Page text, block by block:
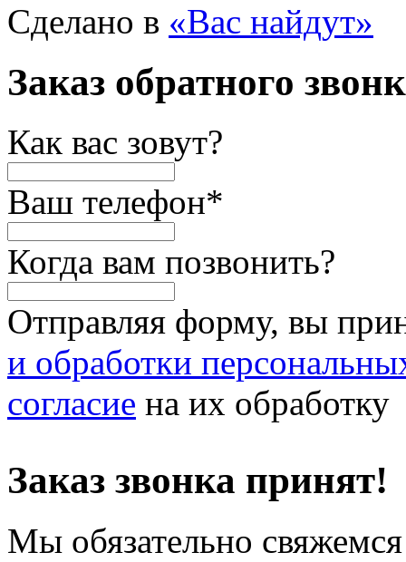
Сделано в «Вас найдут»
Заказ обратного
Как вас зовут?
Ваш телефон*
Когда вам позвонить?
Отправляя форму, вы
и обработки
согласие на их обработку
Заказ звонка принят!
Мы обязательно